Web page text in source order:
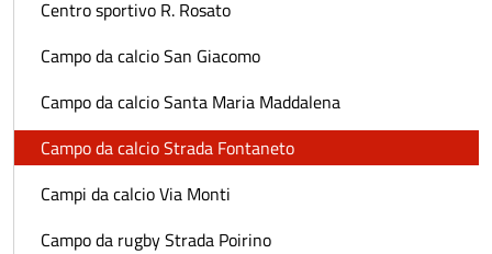
Centro sportivo R. Rosato
Campo da calcio San Giacomo
Campo da calcio Santa Maria Maddalena
Campo da calcio Strada Fontaneto
Campi da calcio Via Monti
Campo da rugby Strada Poirino